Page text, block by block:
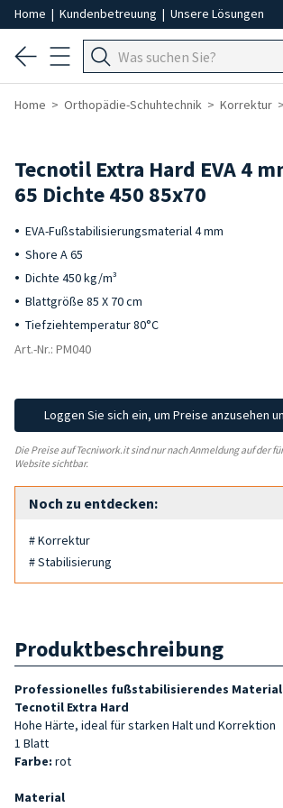
Home | Kundenbetreuung | Unsere Lösungen
Home Orthopädie-Schuhtechnik Korrektur
Tecnotil Extra Hard EVA 4
65 Dichte 450 85x70
EVA-Fußstabilisierungsmaterial 4 mm
Shore A 65
Dichte 450 kg/m³
Blattgröße 85 X 70 cm
Tiefziehtemperatur 80°C
Art.-Nr.: PM040
Loggen Sie sich ein, um Preise anzusehen
Die Preise auf Tecniwork.it sind nur nach Anmeldung auf der
Website sichtbar.
Noch zu entdecken:
# Korrektur
# Stabilisierung
Produktbeschreibung
Professionelles fußstabilisierendes Material
Tecnotil Extra Hard
Hohe Härte, ideal für starken Halt und Korrektion
1 Blatt
Farbe: rot
Material